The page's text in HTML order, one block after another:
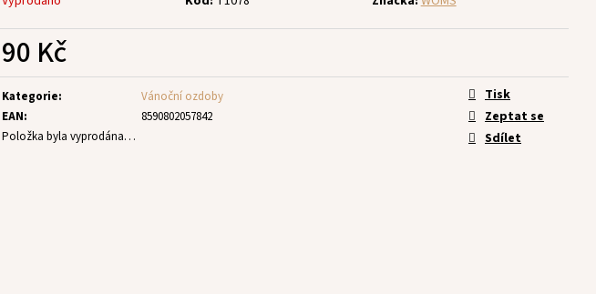
90 Kč
Měrná
cena:
Kategorie:
Vánoční ozdoby
EAN:
8590802057842
Položka byla vyprodána…
Tisk
Zeptat se
Sdílet